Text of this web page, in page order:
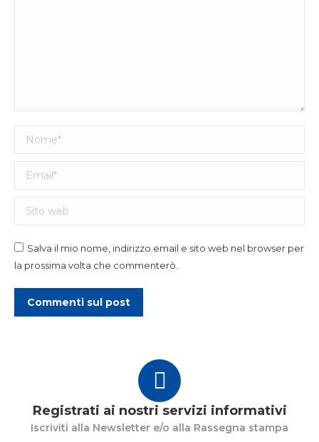
Nome *
Email *
Sito web
Salva il mio nome, indirizzo email e sito web nel browser per
la prossima volta che commenterò.
Commenti sul post
Registrati ai nostri servizi informativi
Iscriviti alla Newsletter e/o alla Rassegna stampa